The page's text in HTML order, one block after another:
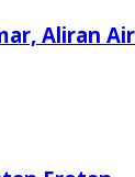
Aliran Air